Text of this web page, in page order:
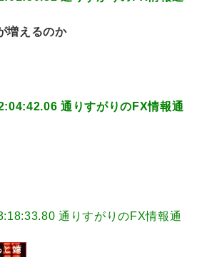
増えるのか
通りすがりのFX情報通
通りすがりのFX情報通